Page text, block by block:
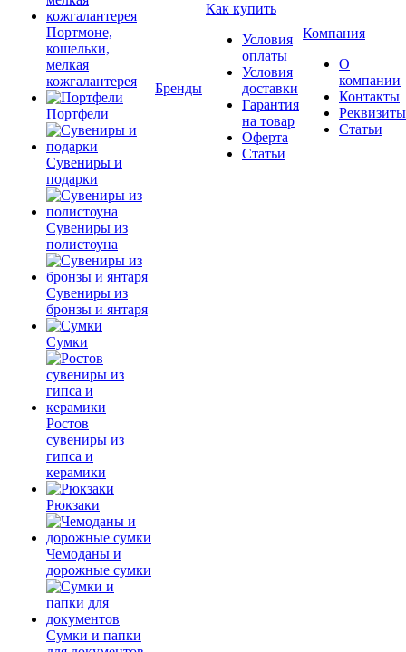
Портмоне,
кошельки,
мелкая
кожгалантерея
Портфели
Сувениры и
подарки
Сувениры из
полистоуна
Сувениры из
бронзы и янтаря
Сумки
Ростов
сувениры из
гипса и
керамики
Рюкзаки
Чемоданы и
дорожные сумки
Сумки и папки
Бренды
Как купить
Условия
оплаты
Условия
доставки
Гарантия
на товар
Оферта
Статьи
Компания
О
компании
Контакты
Реквизиты
Статьи